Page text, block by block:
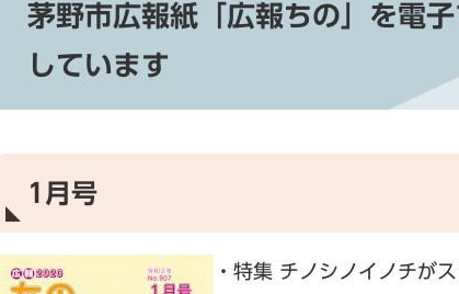
茅野市広報紙「広報ちの」を電
しています
1月号
・特集 チノシノイノチが